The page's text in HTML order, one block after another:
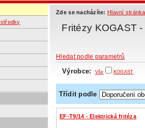
Zde se nacházíte: Hlavní stránka
Fritézy KOGAST
Hledat podle parametrů
Výrobce: Vše KOGAST
Třídit podle
EF-T9/14 - Elektrická fritéza